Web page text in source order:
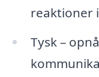
reaktioner
Tysk –